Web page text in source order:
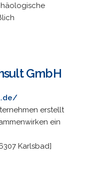
GmbH
erstellt
ein
Karlsbad]